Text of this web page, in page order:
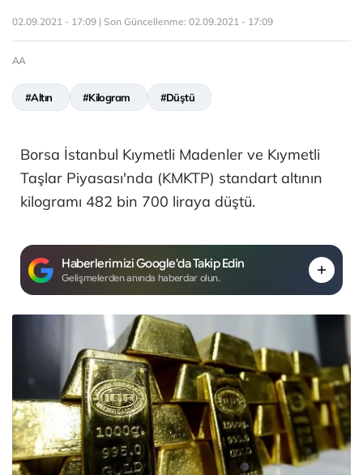
02.09.2021 - 17:09 | Son Güncellenme: 02.09.2021 - 17:09
AA
#Altın #Kilogram #Düştü
Borsa İstanbul Kıymetli Madenler ve Kıymetli
Taşlar Piyasası'nda (KMKTP) standart altının
kilogramı 482 bin 700 liraya düştü.
Haberlerimizi Google'da Takip Edin
Gelişmelerden anında haberdar olun.